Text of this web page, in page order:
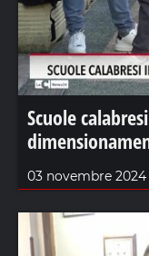
Scuole
03 novembre 2024